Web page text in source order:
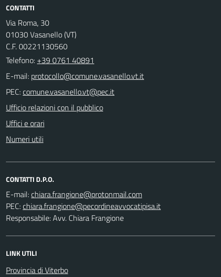
CONTATTI
Via Roma, 30
01030 Vasanello (VT)
C.F. 00221130560
Telefono: +39 0761 40891
E-mail:
PEC:
Ufficio relazioni con il pubblico
Uffici e orari
Numeri utili
CONTATTI D.P.O.
E-mail:
PEC:
Responsabile: Avv. Chiara Frangione
LINK UTILI
Provincia di Viterbo